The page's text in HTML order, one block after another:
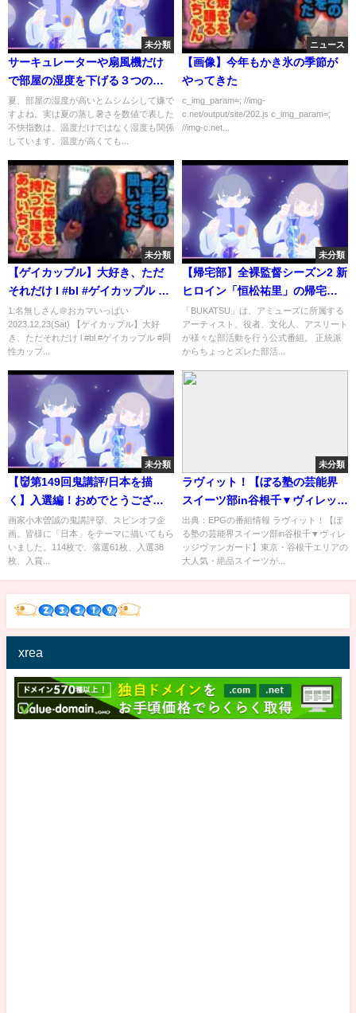
未分類
サーキュレーターや扇風機だけ
で部屋の湿度を下げる３つの裏
技
夏、部屋の湿度が高いとムシムシして嫌で
すよね。実は夏の蒸し暑さを数値で表した
不快指数は、温度だけではなく湿度も関係
しています。温度が高くても...
ニュース
【画像】今年もかき氷の季節が
やってきた
c_img_param=; //img-
c.net/output/site/202.js c_img_param=;
//img-c.net...
未分類
【ゲイカップル】大好き、ただ
それだけ l #bl #ゲイカップル #
同性カップル #gay
1:名無しさん＠おカマいっぱい
2023.12.23(Sat) 【ゲイカップル】大好
き、ただそれだけ l #bl #ゲイカップル #同
性カップ...
未分類
【帰宅部】全裸監督シーズン2 新
ヒロイン「恒松祐里」の帰宅に
密着してみた❶
「BUKATSU」は、アミューズに所属する
アーティスト、役者、文化人、アスリート
が様々な部活動を行う公式番組。 正統派
からちょっとズレた部活...
未分類
【👹第149回鬼講評/日本を描
く】入選編！おめでとうござい
ます㊗️次は是非入賞を！38名！
画家小木曽誠の鬼講評👹、スピンオフ企
画。皆様に「日本」をテーマに描いてもら
いました。114枚で、落選61枚、入選38
枚、入賞...
未分類
ラヴィット！【ぼる塾の芸能界
スイーツ部in谷根千▼ヴィレッジ
ヴァンガード】[字]…の番組内容
解析まとめ
出典：EPGの番組情報 ラヴィット！【ぼ
る塾の芸能界スイーツ部in谷根千▼ヴィレ
ッジヴァンガード】東京・谷根千エリアの
大人気・絶品スイーツが...
xrea